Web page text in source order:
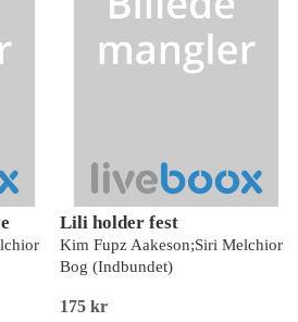
Lili holder fest
Kim Fupz Aakeson;Siri Melchior
Bog (Indbundet)
175 kr